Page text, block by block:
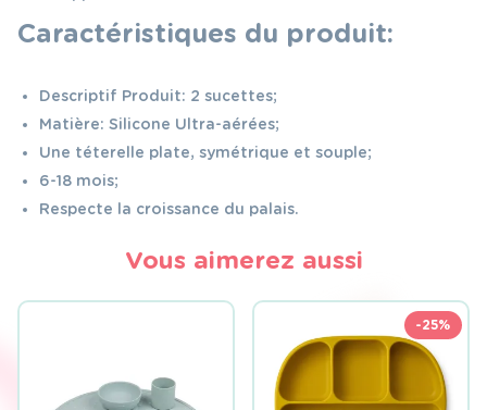
Caractéristiques du produit:
Descriptif Produit: 2 sucettes;
Matière: Silicone Ultra-aérées;
Une téterelle plate, symétrique et souple;
6-18 mois;
Respecte la croissance du palais.
Vous aimerez aussi
-25%